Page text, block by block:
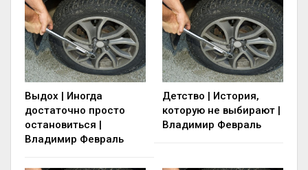
Выдох | Иногда
достаточно просто
остановиться |
Владимир Февраль
Детство | История,
которую не выбирают |
Владимир Февраль